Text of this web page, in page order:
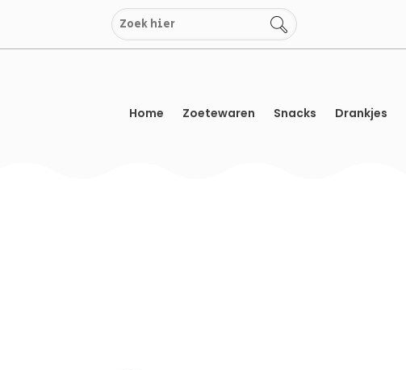
inhoud
Home Zoetewaren Snacks Drankjes